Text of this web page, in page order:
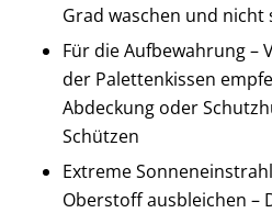
Grad waschen und nicht
Für die Aufbewahrung –
der Palettenkissen
Abdeckung oder
Schützen
Extreme
Oberstoff ausbleichen –